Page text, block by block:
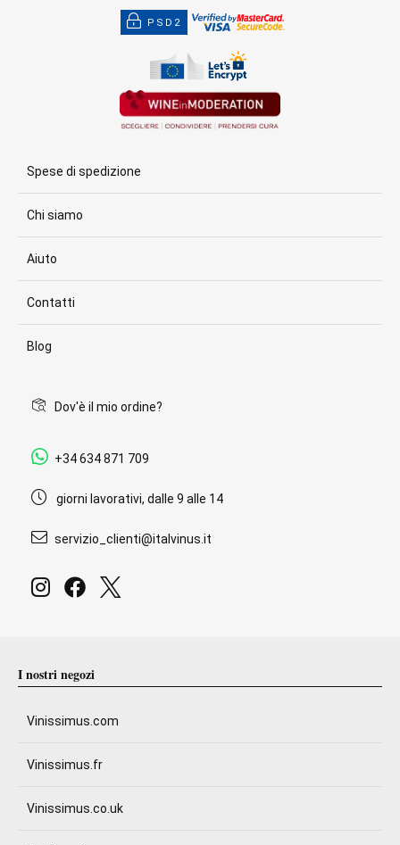
PSD2
Spese di spedizione
Chi siamo
Aiuto
Contatti
Blog
Dov'è il mio ordine?
+34 634 871 709
giorni lavorativi, dalle 9 alle 14
servizio_clienti@italvinus.it
I nostri negozi
Vinissimus.com
Vinissimus.fr
Vinissimus.co.uk